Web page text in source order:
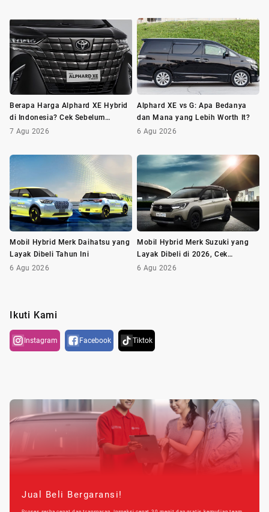
Berapa Harga Alphard XE Hybrid
di Indonesia? Cek Sebelum
Membeli
7 Agu 2026
Alphard XE vs G: Apa Bedanya
dan Mana yang Lebih Worth It?
6 Agu 2026
Mobil Hybrid Merk Daihatsu yang
Layak Dibeli Tahun Ini
6 Agu 2026
Mobil Hybrid Merk Suzuki yang
Layak Dibeli di 2026, Cek
Daftarnya!
6 Agu 2026
Ikuti Kami
Instagram Facebook Tiktok
Jual Beli Bergaransi!